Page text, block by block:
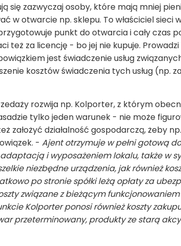
się zazwyczaj osoby, które mają mniej
w otwarcie np. sklepu. To właściciel sieci
punkt do otwarcia i cały czas
też za licencję - bo jej nie kupuje.
jest świadczenie usług
kosztów świadczenia tych usług (np.
rozwija np. Kolporter, z którym
tylko jeden warunek - nie może
założyć działalność gospodarczą, żeby
- Ajent otrzymuje w pełni gotową
adaptacją i wyposażeniem lokalu, także w
niezbędne urządzenia, jak również
po stronie spółki leżą opłaty za
związane z bieżącym
Kolporter ponosi również koszty
przeterminowany, produkty ze starą